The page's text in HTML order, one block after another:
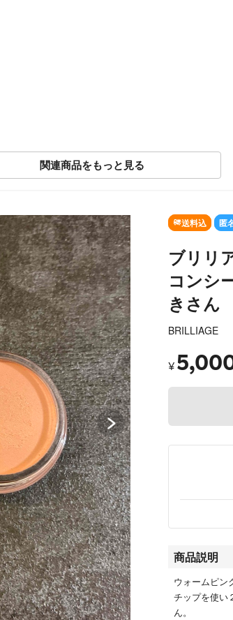
関連商品をもっと見る
SOLD
送料込 匿
ブリリ
コンシ
きさん
BRILLIAGE
¥
商品説明
ウォームピン
チップを使い
ん。